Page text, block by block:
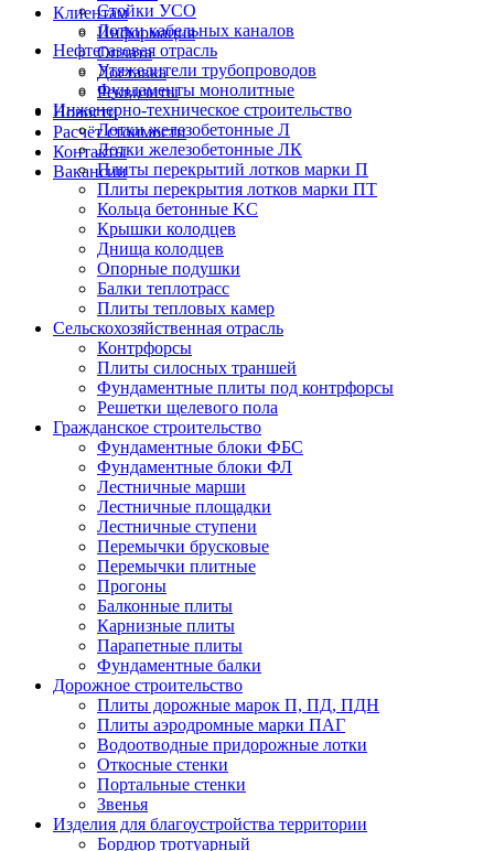
Клиентам
Информация
Оплата
Доставка
Реквизиты
Новости
Расчёт стоимости
Контакты
Вакансии
Стойки УСО
Лотки кабельных каналов
Нефтегазовая отрасль
Утяжелители трубопроводов
Фундаменты монолитные
Инженерно-техническое строительство
Лотки железобетонные Л
Лотки железобетонные ЛК
Плиты перекрытий лотков марки П
Плиты перекрытия лотков марки ПТ
Кольца бетонные KC
Крышки колодцев
Днища колодцев
Опорные подушки
Балки теплотрасс
Плиты тепловых камер
Сельскохозяйственная отрасль
Контрфорсы
Плиты силосных траншей
Фундаментные плиты под контрфорсы
Решетки щелевого пола
Гражданское строительство
Фундаментные блоки ФБС
Фундаментные блоки ФЛ
Лестничные марши
Лестничные площадки
Лестничные ступени
Перемычки брусковые
Перемычки плитные
Прогоны
Балконные плиты
Карнизные плиты
Парапетные плиты
Фундаментные балки
Дорожное строительство
Плиты дорожные марок П, ПД, ПДН
Плиты аэродромные марки ПАГ
Водоотводные придорожные лотки
Откосные стенки
Портальные стенки
Звенья
Изделия для благоустройства территории
Бордюр тротуарный